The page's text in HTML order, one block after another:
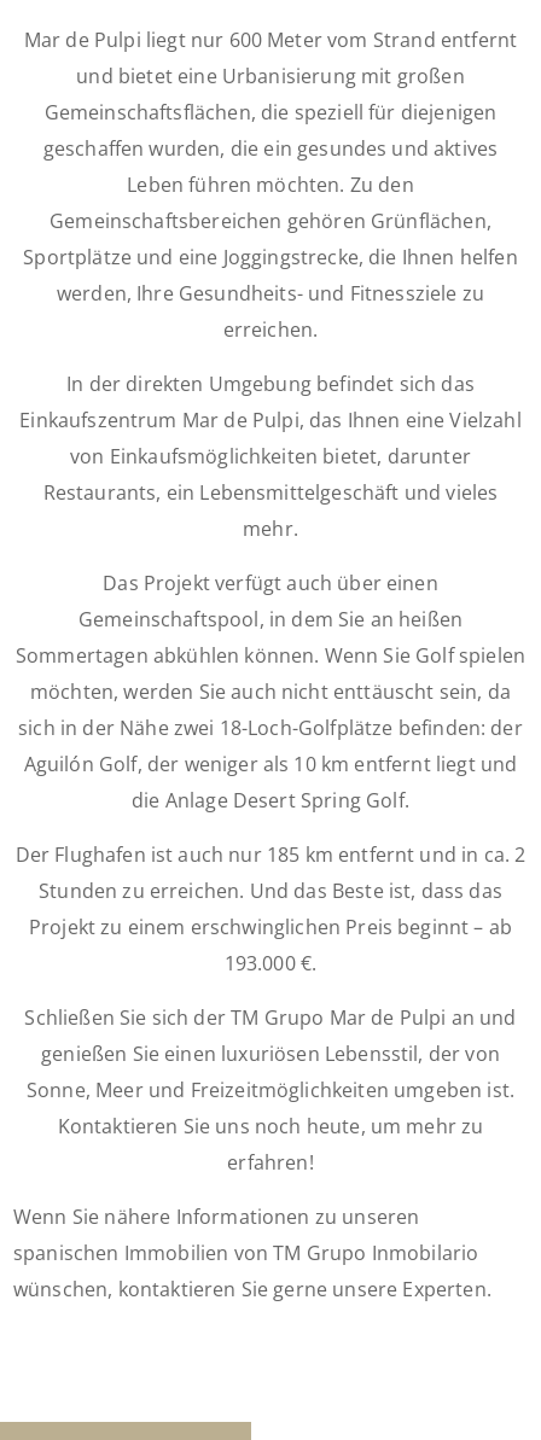
Mar de Pulpi liegt nur 600 Meter vom Strand entfernt
und bietet eine Urbanisierung mit großen
Gemeinschaftsflächen, die speziell für diejenigen
geschaffen wurden, die ein gesundes und aktives
Leben führen möchten. Zu den
Gemeinschaftsbereichen gehören Grünflächen,
Sportplätze und eine Joggingstrecke, die Ihnen helfen
werden, Ihre Gesundheits- und Fitnessziele zu
erreichen.
In der direkten Umgebung befindet sich das
Einkaufszentrum Mar de Pulpi, das Ihnen eine Vielzahl
von Einkaufsmöglichkeiten bietet, darunter
Restaurants, ein Lebensmittelgeschäft und vieles
mehr.
Das Projekt verfügt auch über einen
Gemeinschaftspool, in dem Sie an heißen
Sommertagen abkühlen können. Wenn Sie Golf spielen
möchten, werden Sie auch nicht enttäuscht sein, da
sich in der Nähe zwei 18-Loch-Golfplätze befinden: der
Aguilón Golf, der weniger als 10 km entfernt liegt und
die Anlage Desert Spring Golf.
Der Flughafen ist auch nur 185 km entfernt und in ca. 2
Stunden zu erreichen. Und das Beste ist, dass das
Projekt zu einem erschwinglichen Preis beginnt – ab
193.000 €.
Schließen Sie sich der TM Grupo Mar de Pulpi an und
genießen Sie einen luxuriösen Lebensstil, der von
Sonne, Meer und Freizeitmöglichkeiten umgeben ist.
Kontaktieren Sie uns noch heute, um mehr zu
erfahren!
Wenn Sie nähere Informationen zu unseren
spanischen Immobilien von TM Grupo Inmobilario
wünschen, kontaktieren Sie gerne unsere Experten.